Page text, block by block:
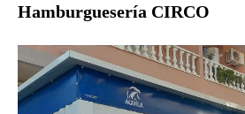
Hamburguesería CIRCO